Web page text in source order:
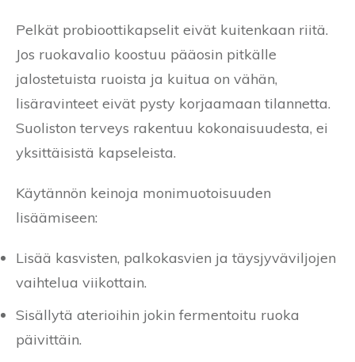
Pelkät probioottikapselit eivät kuitenkaan riitä.
Jos ruokavalio koostuu pääosin pitkälle
jalostetuista ruoista ja kuitua on vähän,
lisäravinteet eivät pysty korjaamaan tilannetta.
Suoliston terveys rakentuu kokonaisuudesta, ei
yksittäisistä kapseleista.
Käytännön keinoja monimuotoisuuden
lisäämiseen:
Lisää kasvisten, palkokasvien ja täysjyväviljojen
vaihtelua viikottain.
Sisällytä aterioihin jokin fermentoitu ruoka
päivittäin.